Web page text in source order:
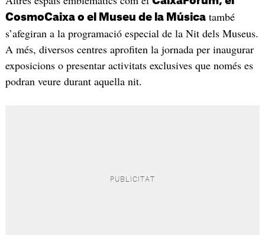
CosmoCaixa o el Museu de la Músicatambé
s’afegiran a la programació especial de la Nit dels Museus.
A més, diversos centres aprofiten la jornada per inaugurar
exposicions o presentar activitats exclusives que només es
podran veure durant aquella nit.